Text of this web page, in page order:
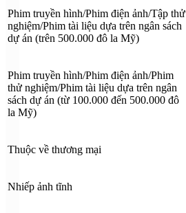
Phim truyền hình/Phim điện ảnh/Tập thử
nghiệm/Phim tài liệu dựa trên ngân sách
dự án (trên 500.000 đô la Mỹ)
Phim truyền hình/Phim điện ảnh/Phim
thử nghiệm/Phim tài liệu dựa trên ngân
sách dự án (từ 100.000 đến 500.000 đô
la Mỹ)
Thuộc về thương mại
Nhiếp ảnh tĩnh